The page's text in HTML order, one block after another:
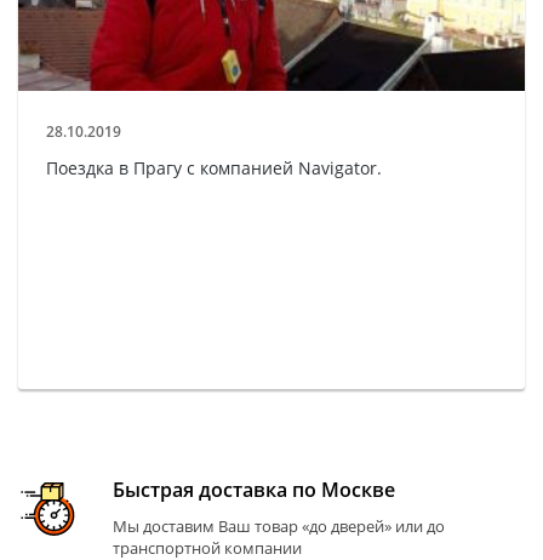
28.10.2019
Поездка в Прагу с компанией Navigator.
Быстрая доставка по Москве
Мы доставим Ваш товар «до дверей» или до
транспортной компании